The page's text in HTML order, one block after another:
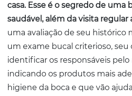
casa. Esse é o segredo de uma
saudável, além da visita regular
uma avaliação de seu histórico
um exame bucal criterioso,
identificar os responsáveis
indicando os produtos mais
higiene da boca e que vão